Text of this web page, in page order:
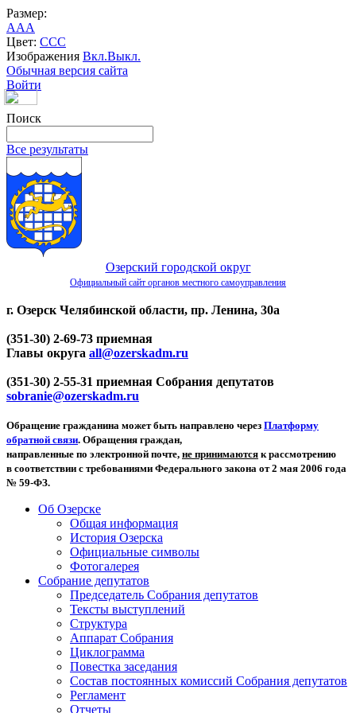
Размер:
AAA
Цвет: CCC
Изображения Вкл.Выкл.
Обычная версия сайта
Войти
Поиск
Все результаты
Озерский городской округ
Официальный сайт органов местного самоуправления
г. Озерск Челябинской области, пр. Ленина, 30а
(351-30) 2-69-73 приемная
Главы округа all@ozerskadm.ru
(351-30) 2-55-31 приемная Собрания депутатов
sobranie@ozerskadm.ru
Обращение гражданина может быть направлено через Платформу
обратной связи. Обращения граждан,
направленные по электронной почте, не принимаются к рассмотрению
в соответствии с требованиями Федерального закона от 2 мая 2006 года
№ 59-ФЗ.
Об Озерске
Общая информация
История Озерска
Официальные символы
Фотогалерея
Собрание депутатов
Председатель Собрания депутатов
Тексты выступлений
Структура
Аппарат Собрания
Циклограмма
Повестка заседания
Состав постоянных комиссий Собрания депутатов
Регламент
Отчеты